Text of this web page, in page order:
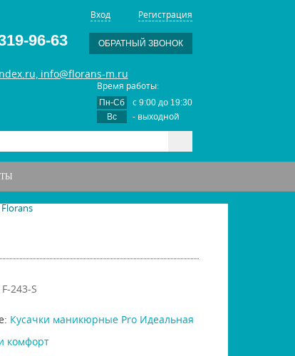
Вход Регистрация
96-63 ОБРАТНЫЙ ЗВОНОК
info@florans-m.ru
Время работы:
Пн-Сб с 9:00до 19:30
Вс
- выходной
243-S
Кусачки маникюрные Pro Идеальная
комфорт